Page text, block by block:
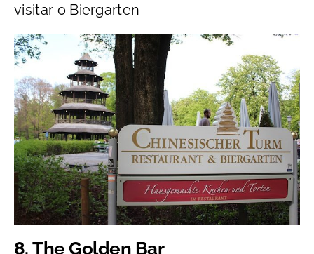
visitar o Biergarten
8.The Golden Bar